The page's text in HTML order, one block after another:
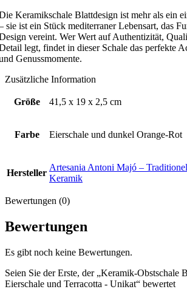
Keramikschale Blattdesign ist mehr als ein
sie ist ein Stück mediterraner Lebensart, das
vereint. Wer Wert auf Authentizität,
legt, findet in dieser Schale das perfekte
Genussmomente.
Zusätzliche Information
Größe 41,5 x 19 x 2,5 cm
Farbe Eierschale und dunkel Orange-Rot
Hersteller
Artesania Antoni Majó –
Keramik
Bewertungen (0)
Bewertungen
Es gibt noch keine Bewertungen.
Seien Sie der Erste, der „Keramik-Obstschale
Eierschale und Terracotta - Unikat“ bewertet